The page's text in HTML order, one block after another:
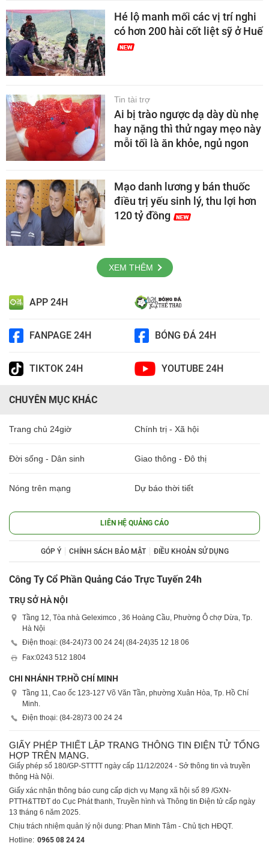
Hé lộ manh mối các vị trí nghi
có hơn 200 hài cốt liệt sỹ ở Huế
Tin tài trợ
Ai bị trào ngược dạ dày dù nhẹ
hay nặng thì thử ngay mẹo này
mỗi tối là ăn khỏe, ngủ ngon
Mạo danh lương y bán thuốc
điều trị yếu sinh lý, thu lợi hơn
120 tỷ đồng
XEM THÊM
APP 24H
FANPAGE 24H BÓNG ĐÁ 24H
TIKTOK 24H YOUTUBE 24H
CHUYÊN MỤC KHÁC
Trang chủ 24giờ Chính trị - Xã hội
Đời sống - Dân sinh Giao thông - Đô thị
Nóng trên mạng Dự báo thời tiết
LIÊN HỆ QUẢNG CÁO
GÓP Ý CHÍNH SÁCH BẢO MẬT ĐIỀU KHOẢN SỬ DỤNG
Công Ty Cổ Phần Quảng Cáo Trực Tuyến 24h
TRỤ SỞ HÀ NỘI
Tầng 12, Tòa nhà Geleximco , 36 Hoàng Cầu, Phường Ô chợ Dừa, Tp.
Hà Nội
Điện thoại: (84-24)73 00 24 24| (84-24)35 12 18 06
Fax:0243 512 1804
CHI NHÁNH TP.HỒ CHÍ MINH
Tầng 11, Cao ốc 123-127 Võ Văn Tần, phường Xuân Hòa, Tp. Hồ Chí
Minh.
Điện thoại: (84-28)73 00 24 24
GIẤY PHÉP THIẾT LẬP TRANG THÔNG TIN ĐIỆN TỬ TỔNG
HỢP TRÊN MẠNG.
Giấy phép số 180/GP-STTTT ngày cấp 11/12/2024 - Sở thông tin và truyền
thông Hà Nội.
Giấy xác nhận thông báo cung cấp dịch vụ Mạng xã hội số 89 /GXN-
PTTH&TTĐT do Cục Phát thanh, Truyền hình và Thông tin Điện tử cấp ngày
13 tháng 6 năm 2025.
Chịu trách nhiệm quản lý nội dung: Phan Minh Tâm - Chủ tịch HĐQT.
Hotline: 0965 08 24 24